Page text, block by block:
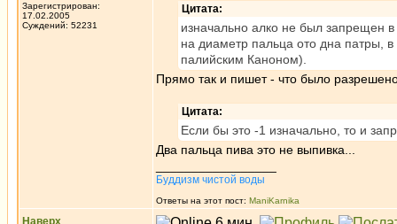
Зарегистрирован:
17.02.2005
Суждений: 52231
Цитата:
изначально алко не был запрещен
на диаметр пальца ото дна патры,
палийским Каноном).
Прямо так и пишет - что было
Цитата:
Если бы это -1 изначально, то и
Два пальца пива это не выпивка...
Буддизм чистой воды
Ответы на этот пост: ManiKarnika
Наверх